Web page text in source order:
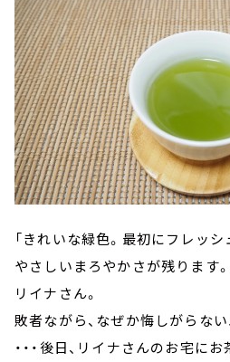
「きれいな緑色。最初にフレッ
やさしいまろやかさが残ります
リイナさん。
敗者ながら、なぜか悔しがらない
・・・後日、リイナさんのお宅に